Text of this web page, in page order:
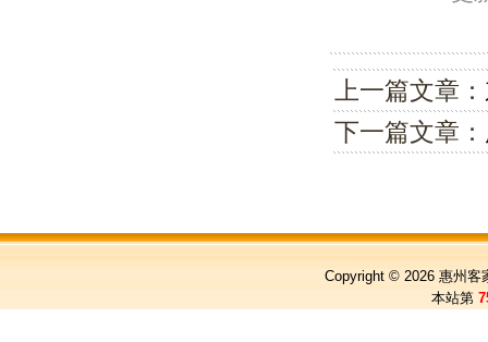
上一篇文章：
下一篇文章：
Copyright © 2026 惠州客
本站第